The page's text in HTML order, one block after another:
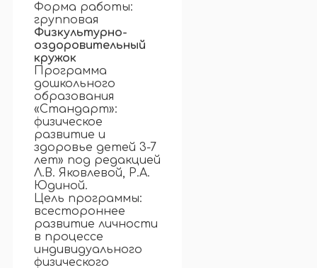
Форма работы:
групповая
Физкультурно-
оздоровительный
кружок
Программа
дошкольного
образования
«Стандарт»:
физическое
развитие и
здоровье детей 3-7
лет» под редакцией
Л.В. Яковлевой, Р.А.
Юдиной.
Цель программы:
всестороннее
развитие личности
в процессе
индивидуального
физического